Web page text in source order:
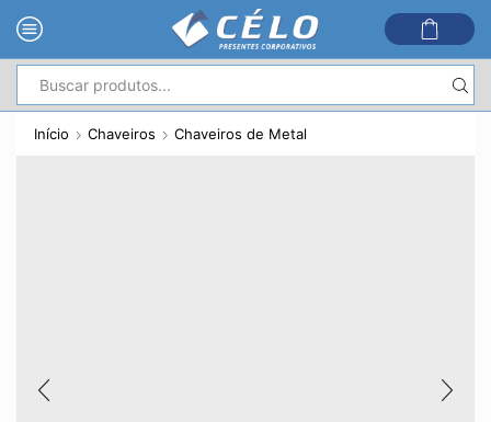
de
pesquisa
Início Chaveiros Chaveiros de Metal